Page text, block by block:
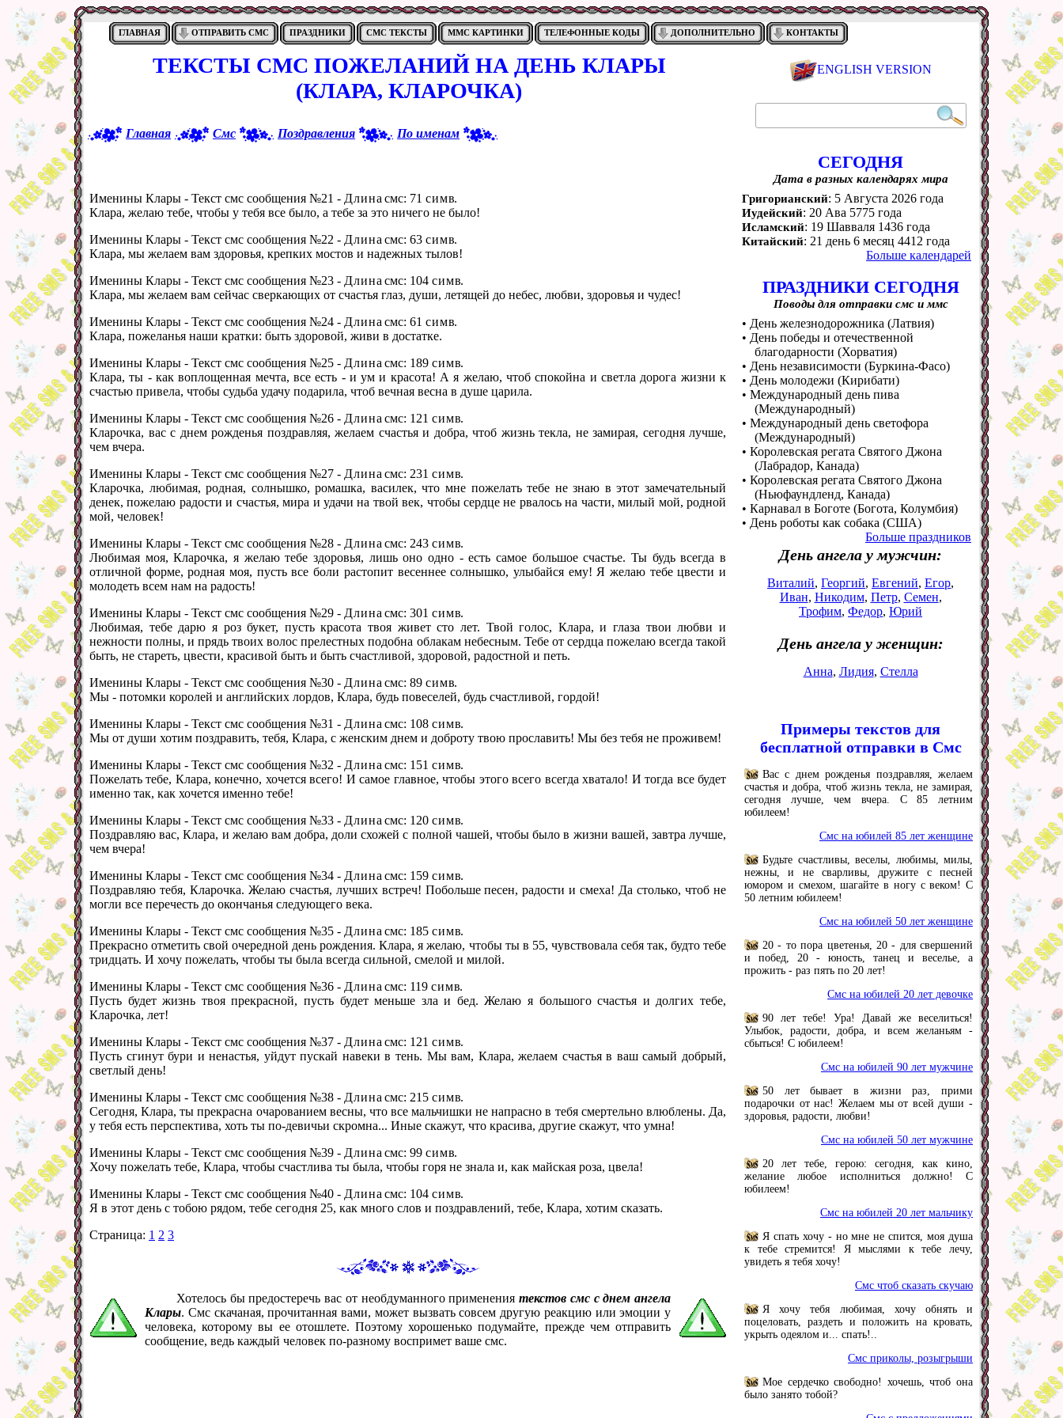
ГЛАВНАЯ ОТПРАВИТЬ СМС ПРАЗДНИКИ СМС ТЕКСТЫ ММС КАРТИНКИ ТЕЛЕФОННЫЕ КОДЫ ДОПОЛНИТЕЛЬНО КОНТАКТЫ
ТЕКСТЫ СМС ПОЖЕЛАНИЙ НА ДЕНЬ КЛАРЫ
(КЛАРА, КЛАРОЧКА)
Главная Смс Поздравления По именам
Именины Клары - Текст смс сообщения №21 - Д л и н а смс: 71 с и м в.
Клара, желаю тебе, чтобы у тебя все было, а тебе за это ничего не было!
Именины Клары - Текст смс сообщения №22 - Д л и н а смс: 63 с и м в.
Клара, мы желаем вам здоровья, крепких мостов и надежных тылов!
Именины Клары - Текст смс сообщения №23 - Д л и н а смс: 104 с и м в.
Клара, мы желаем вам сейчас сверкающих от счастья глаз, души, летящей до небес, любви, здоровья и чудес!
Именины Клары - Текст смс сообщения №24 - Д л и н а смс: 61 с и м в.
Клара, пожеланья наши кратки: быть здоровой, живи в достатке.
Именины Клары - Текст смс сообщения №25 - Д л и н а смс: 189 с и м в.
Клара, ты - как воплощенная мечта, все есть - и ум и красота! А я желаю, чтоб спокойна и светла дорога жизни к
счастью привела, чтобы судьба удачу подарила, чтоб вечная весна в душе царила.
Именины Клары - Текст смс сообщения №26 - Д л и н а смс: 121 с и м в.
Кларочка, вас с днем рожденья поздравляя, желаем счастья и добра, чтоб жизнь текла, не замирая, сегодня лучше,
чем вчера.
Именины Клары - Текст смс сообщения №27 - Д л и н а смс: 231 с и м в.
Кларочка, любимая, родная, солнышко, ромашка, василек, что мне пожелать тебе не знаю в этот замечательный
денек, пожелаю радости и счастья, мира и удачи на твой век, чтобы сердце не рвалось на части, милый мой, родной
мой, человек!
Именины Клары - Текст смс сообщения №28 - Д л и н а смс: 243 с и м в.
Любимая моя, Кларочка, я желаю тебе здоровья, лишь оно одно - есть самое большое счастье. Ты будь всегда в
отличной форме, родная моя, пусть все боли растопит весеннее солнышко, улыбайся ему! Я желаю тебе цвести и
молодеть всем нам на радость!
Именины Клары - Текст смс сообщения №29 - Д л и н а смс: 301 с и м в.
Любимая, тебе дарю я роз букет, пусть красота твоя живет сто лет. Твой голос, Клара, и глаза твои любви и
нежности полны, и прядь твоих волос прелестных подобна облакам небесным. Тебе от сердца пожелаю всегда такой
быть, не стареть, цвести, красивой быть и быть счастливой, здоровой, радостной и петь.
Именины Клары - Текст смс сообщения №30 - Д л и н а смс: 89 с и м в.
Мы - потомки королей и английских лордов, Клара, будь повеселей, будь счастливой, гордой!
Именины Клары - Текст смс сообщения №31 - Д л и н а смс: 108 с и м в.
Мы от души хотим поздравить, тебя, Клара, с женским днем и доброту твою прославить! Мы без тебя не проживем!
Именины Клары - Текст смс сообщения №32 - Д л и н а смс: 151 с и м в.
Пожелать тебе, Клара, конечно, хочется всего! И самое главное, чтобы этого всего всегда хватало! И тогда все будет
именно так, как хочется именно тебе!
Именины Клары - Текст смс сообщения №33 - Д л и н а смс: 120 с и м в.
Поздравляю вас, Клара, и желаю вам добра, доли схожей с полной чашей, чтобы было в жизни вашей, завтра лучше,
чем вчера!
Именины Клары - Текст смс сообщения №34 - Д л и н а смс: 159 с и м в.
Поздравляю тебя, Кларочка. Желаю счастья, лучших встреч! Побольше песен, радости и смеха! Да столько, чтоб не
могли все перечесть до окончанья следующего века.
Именины Клары - Текст смс сообщения №35 - Д л и н а смс: 185 с и м в.
Прекрасно отметить свой очередной день рождения. Клара, я желаю, чтобы ты в 55, чувствовала себя так, будто тебе
тридцать. И хочу пожелать, чтобы ты была всегда сильной, смелой и милой.
Именины Клары - Текст смс сообщения №36 - Д л и н а смс: 119 с и м в.
Пусть будет жизнь твоя прекрасной, пусть будет меньше зла и бед. Желаю я большого счастья и долгих тебе,
Кларочка, лет!
Именины Клары - Текст смс сообщения №37 - Д л и н а смс: 121 с и м в.
Пусть сгинут бури и ненастья, уйдут пускай навеки в тень. Мы вам, Клара, желаем счастья в ваш самый добрый,
светлый день!
Именины Клары - Текст смс сообщения №38 - Д л и н а смс: 215 с и м в.
Сегодня, Клара, ты прекрасна очарованием весны, что все мальчишки не напрасно в тебя смертельно влюблены. Да,
у тебя есть перспектива, хоть ты по-девичьи скромна... Иные скажут, что красива, другие скажут, что умна!
Именины Клары - Текст смс сообщения №39 - Д л и н а смс: 99 с и м в.
Хочу пожелать тебе, Клара, чтобы счастлива ты была, чтобы горя не знала и, как майская роза, цвела!
Именины Клары - Текст смс сообщения №40 - Д л и н а смс: 104 с и м в.
Я в этот день с тобою рядом, тебе сегодня 25, как много слов и поздравлений, тебе, Клара, хотим сказать.
Страница: 1 2 3
Хотелось бы предостеречь вас от необдуманного применениятекстов смс с днем ангела
Клары. Смс скачаная, прочитанная вами, может вызвать совсем другую реакцию или эмоции у
человека, которому вы ее отошлете. Поэтому хорошенько подумайте, прежде чем отправить
сообщение, ведь каждый человек по-разному воспримет ваше смс.
ENGLISH VERSION
СЕГОДНЯ
Дата в разных календарях мира
Григорианский: 5 Августа 2026 года
Иудейский: 20 Ава 5775 года
Исламский: 19 Шавваля 1436 года
Китайский: 21 день 6 месяц 4412 года
Больше календарей
ПРАЗДНИКИ СЕГОДНЯ
Поводы для отправки смс и ммс
• День железнодорожника (Латвия)
• День победы и отечественной
благодарности (Хорватия)
• День независимости (Буркина-Фасо)
• День молодежи (Кирибати)
• Международный день пива
(Международный)
• Международный день светофора
(Международный)
• Королевская регата Святого Джона
(Лабрадор, Канада)
• Королевская регата Святого Джона
(Ньюфаундленд, Канада)
• Карнавал в Боготе (Богота, Колумбия)
• День роботы как собака (США)
Больше праздников
День ангела у мужчин:
Виталий, Георгий, Евгений, Егор,
Иван, Никодим, Петр, Семен,
Трофим, Федор, Юрий
День ангела у женщин:
Анна, Лидия, Стелла
Примеры текстов для
бесплатной отправки в Смс
Вас с днем рожденья поздравляя, желаем
счастья и добра, чтоб жизнь текла, не замирая,
сегодня лучше, чем вчера. С 85 летним
юбилеем!
Смс на юбилей 85 лет женщине
Будьте счастливы, веселы, любимы, милы,
нежны, и не сварливы, дружите с песней
юмором и смехом, шагайте в ногу с веком! С
50 летним юбилеем!
Смс на юбилей 50 лет женщине
20 - то пора цветенья, 20 - для свершений
и побед, 20 - юность, танец и веселье, а
прожить - раз пять по 20 лет!
Смс на юбилей 20 лет девочке
90 лет тебе! Ура! Давай же веселиться!
Улыбок, радости, добра, и всем желаньям -
сбыться! С юбилеем!
Смс на юбилей 90 лет мужчине
50 лет бывает в жизни раз, прими
подарочки от нас! Желаем мы от всей души -
здоровья, радости, любви!
Смс на юбилей 50 лет мужчине
20 лет тебе, герою: сегодня, как кино,
желание любое исполниться должно! С
юбилеем!
Смс на юбилей 20 лет мальчику
Я спать хочу - но мне не спится, моя душа
к тебе стремится! Я мыслями к тебе лечу,
увидеть я тебя хочу!
Смс чтоб сказать скучаю
Я хочу тебя любимая, хочу обнять и
поцеловать, раздеть и положить на кровать,
укрыть одеялом и... спать!..
Смс приколы, розыгрыши
Мое сердечко свободно! хочешь, чтоб она
было занято тобой?